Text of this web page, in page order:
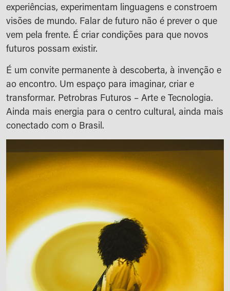
experiências, experimentam linguagens e constroem
visões de mundo. Falar de futuro não é prever o que
vem pela frente. É criar condições para que novos
futuros possam existir.
É um convite permanente à descoberta, à invenção e
ao encontro. Um espaço para imaginar, criar e
transformar. Petrobras Futuros – Arte e Tecnologia.
Ainda mais energia para o centro cultural, ainda mais
conectado com o Brasil.